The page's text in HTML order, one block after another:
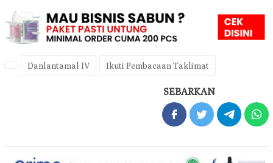
Danlantamal IV Ikuti Pembacaan Taklimat
SEBARKAN